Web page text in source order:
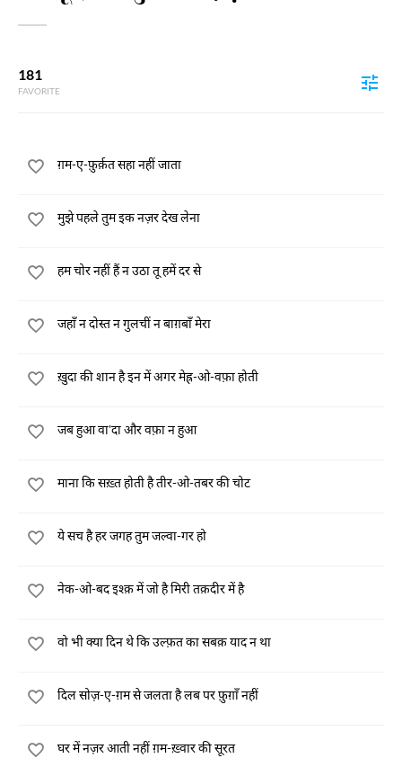
181
FAVORITE
ग़म-ए-फ़ुर्क़त सहा नहीं जाता
मुझे पहले तुम इक नज़र देख लेना
हम चोर नहीं हैं न उठा तू हमें दर से
जहाँ न दोस्त न गुलचीं न बाग़बाँ मेरा
ख़ुदा की शान है इन में अगर मेह्र-ओ-वफ़ा होती
जब हुआ वा'दा और वफ़ा न हुआ
माना कि सख़्त होती है तीर-ओ-तबर की चोट
ये सच है हर जगह तुम जल्वा-गर हो
नेक-ओ-बद इश्क़ में जो है मिरी तक़दीर में है
वो भी क्या दिन थे कि उल्फ़त का सबक़ याद न था
दिल सोज़-ए-ग़म से जलता है लब पर फ़ुग़ाँ नहीं
घर में नज़र आती नहीं ग़म-ख़्वार की सूरत